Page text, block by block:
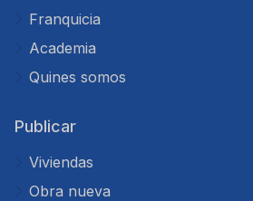
Franquicia
Academia
Quines somos
Publicar
Viviendas
Obra nueva